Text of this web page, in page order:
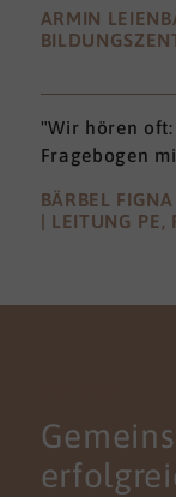
ARMIN
"Wir hören oft:
Fragebogen
BÄRBEL
| LEITUNG PE,